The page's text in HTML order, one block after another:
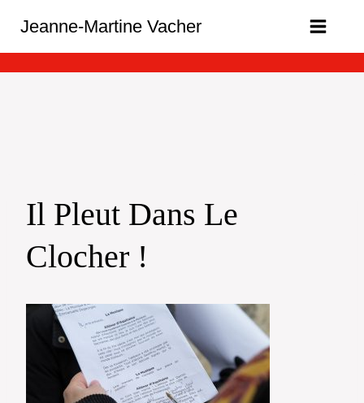
contenu
Jeanne-Martine Vacher
Il Pleut Dans Le
Clocher !